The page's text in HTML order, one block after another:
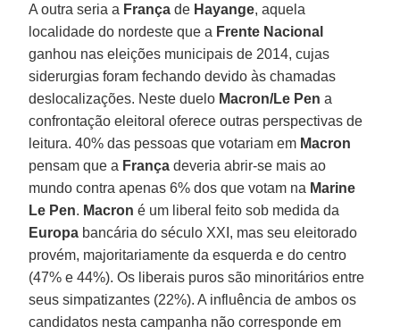
A outra seria a França de Hayange, aquela
localidade do nordeste que a Frente Nacional
ganhou nas eleições municipais de 2014, cujas
siderurgias foram fechando devido às chamadas
deslocalizações. Neste duelo Macron/Le Pen a
confrontação eleitoral oferece outras perspectivas de
leitura. 40% das pessoas que votariam em Macron
pensam que a França deveria abrir-se mais ao
mundo contra apenas 6% dos que votam na Marine
Le Pen. Macron é um liberal feito sob medida da
Europa bancária do século XXI, mas seu eleitorado
provém, majoritariamente da esquerda e do centro
(47% e 44%). Os liberais puros são minoritários entre
seus simpatizantes (22%). A influência de ambos os
candidatos nesta campanha não corresponde em